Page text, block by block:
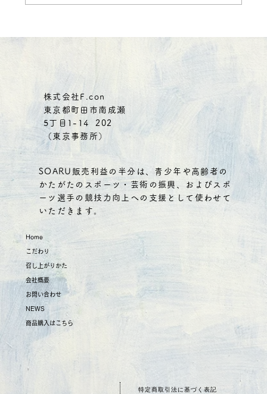
頭皮環境を整えるために大切な頭皮の潤
株式会社F.con
東京都町田市南成瀬
5丁目1-14 202
（東京事務所）
SOARU販売利益の半分は、青少年や高齢者の
かたがたのスポーツ・芸術の振興、およびスポ
ーツ選手の競技力向上への支援として使わせて
いただきます。
Home
こだわり
召し上がりかた
会社概要
お問い合わせ
NEWS
商品購入はこちら
特定商取引法に基づく表記